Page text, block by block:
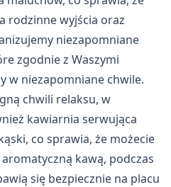
rodzinne wyjścia oraz
niezapomniane
zgodnie z Waszymi
w niezapomniane chwile.
chwili relaksu, w
kawiarnia serwująca
co sprawia, że możecie
kawą, podczas
się bezpiecznie na placu